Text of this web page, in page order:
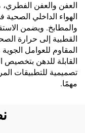
العفن والعفن
الهواء الداخلي
والمطابخ. ويضمن
المقاوم للعوامل
القابلة للدهن بتخصيص
تصميمية للتطبيقات
مهمًا.